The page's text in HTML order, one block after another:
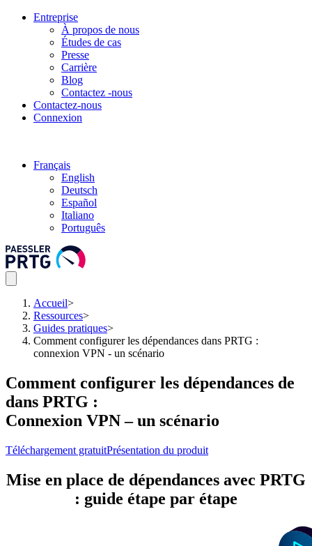
Entreprise
À propos de nous
Études de cas
Presse
Carrière
Blog
Contactez -nous
Contactez-nous
Connexion
Français
English
Deutsch
Español
Italiano
Português
Accueil>
Ressources>
Guides pratiques>
Comment configurer les dépendances dans PRTG :
connexion VPN - un scénario
Comment configurer les dépendances de
dans PRTG :
Connexion VPN – un scénario
Téléchargement gratuitPrésentation du produit
Mise en place de dépendances avec PRTG
: guide étape par étape